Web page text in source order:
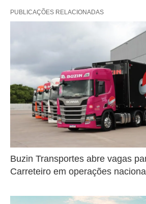
PUBLICAÇÕES RELACIONADAS
Buzin Transportes abre vagas
Carreteiro em operações